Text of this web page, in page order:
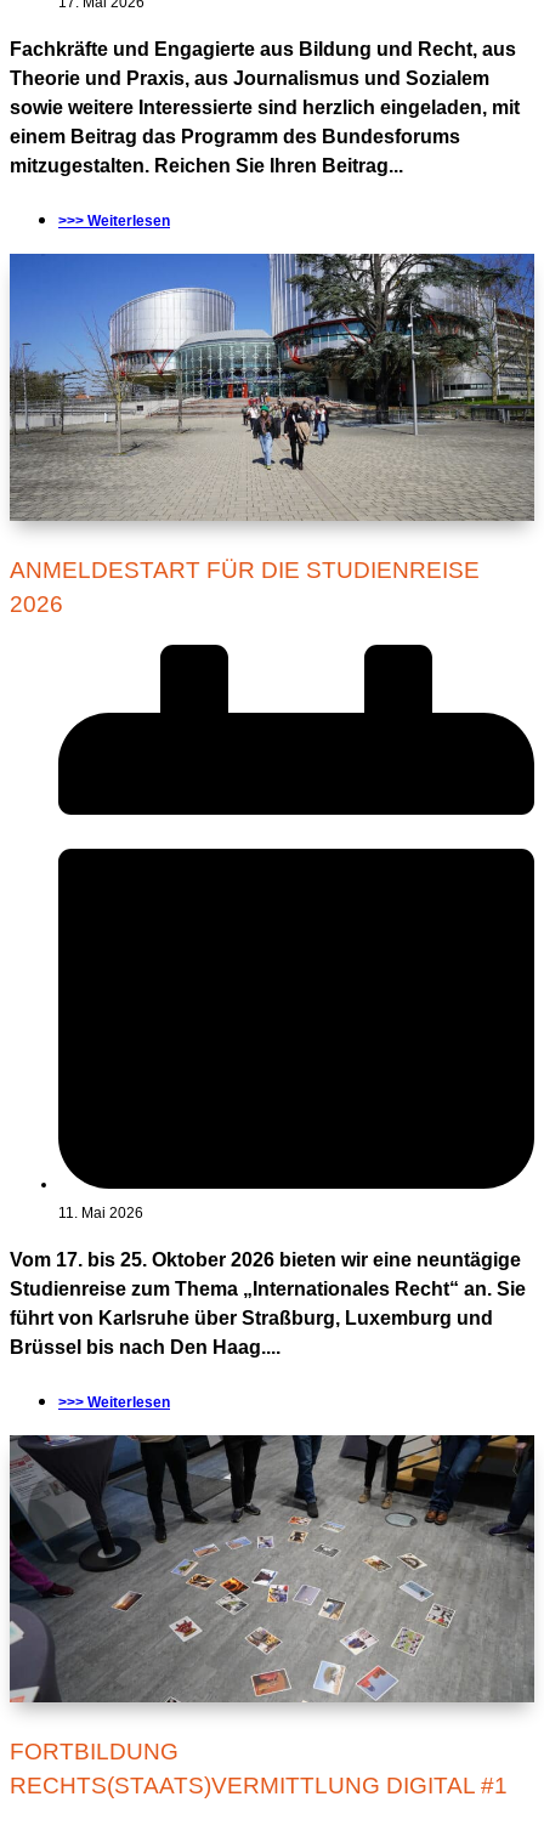
Fachkräfte und Engagierte aus Bildung und Recht, aus
Theorie und Praxis, aus Journalismus und Sozialem
sowie weitere Interessierte sind herzlich eingeladen, mit
einem Beitrag das Programm des Bundesforums
mitzugestalten. Reichen Sie Ihren Beitrag...
>>> Weiterlesen
ANMELDESTART FÜR DIE STUDIENREISE
2026
11. Mai 2026
Vom 17. bis 25. Oktober 2026 bieten wir eine neuntägige
Studienreise zum Thema „Internationales Recht“ an. Sie
führt von Karlsruhe über Straßburg, Luxemburg und
Brüssel bis nach Den Haag....
>>> Weiterlesen
FORTBILDUNG
RECHTS(STAATS)VERMITTLUNG DIGITAL #1